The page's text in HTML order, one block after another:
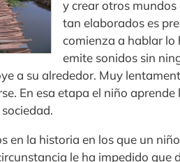
y crear otros mundos
tan elaborados es
comienza a hablar lo
emite sonidos sin
a su alrededor. Muy
En esa etapa el niño
en la historia en los que un
le ha impedido